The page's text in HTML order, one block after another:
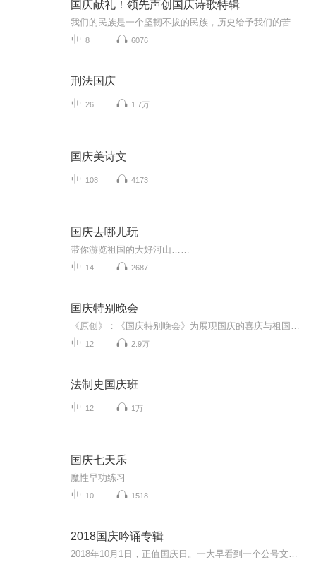
国庆献礼！领先声创国庆诗歌特辑
8 6076
刑法国庆
26 1.7万
国庆美诗文
108 4173
国庆去哪儿玩
带你游览祖国的大好河山……
14 2687
国庆特别晚会
12 2.9万
法制史国庆班
12 1万
国庆七天乐
魔性早功练习
10 1518
2018国庆吟诵专辑